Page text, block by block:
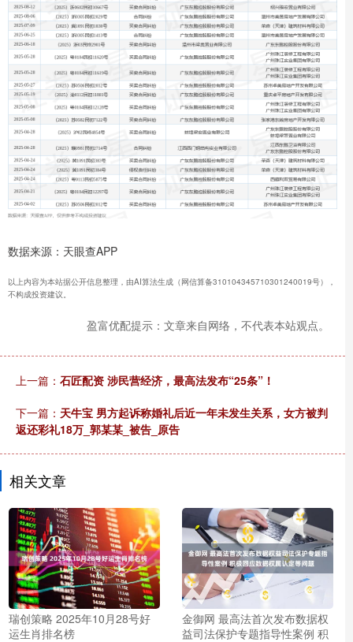
数据来源：天眼查APP
以上内容为本站据公开信息整理，由AI算法生成（网信算备310104345710301240019号），
不构成投资建议。
盈富优配提示：文章来自网络，不代表本站观点。
上一篇： 石匠配资 涉民营经济，最高法发布“25条”！
下一篇： 天牛宝 男方起诉称婚礼后近一年未发生关系，女方被判
返还彩礼18万_郭某某_被告_原告
相关文章
瑞创策略 2025年10月28号好
运生肖排名榜
金御网 最高法首次发布数据权
益司法保护专题指导性案例 积